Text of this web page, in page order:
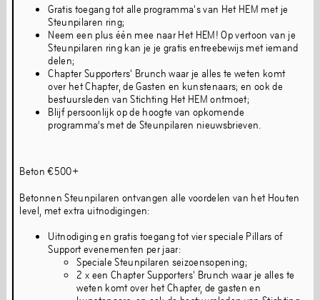
Homebase
De industriële uitstraling van het gebouw en ons
experimentele kunstprogramma geven sfeer en
betekenis aan elk evenement.
Locatieverhuur
Gratis toegang tot alle programma's van Het HEM met je
Steunpilaren ring;
Neem een plus één mee naar Het HEM! Op vertoon van je
Steunpilaren ring kan je je gratis entreebewijs met iemand
delen;
Chapter Supporters' Brunch waar je alles te weten komt
over het Chapter, de Gasten en kunstenaars; en ook de
bestuursleden van Stichting Het HEM ontmoet;
Blijf persoonlijk op de hoogte van opkomende
programma’s met de Steunpilaren nieuwsbrieven.
Beton €500+
Betonnen Steunpilaren ontvangen alle voordelen van het Houten
level, met extra uitnodigingen:
Uitnodiging en gratis toegang tot vier speciale Pillars of
Support evenementen per jaar:
Speciale Steunpilaren seizoensopening;
2 x een Chapter Supporters' Brunch waar je alles te
weten komt over het Chapter, de gasten en